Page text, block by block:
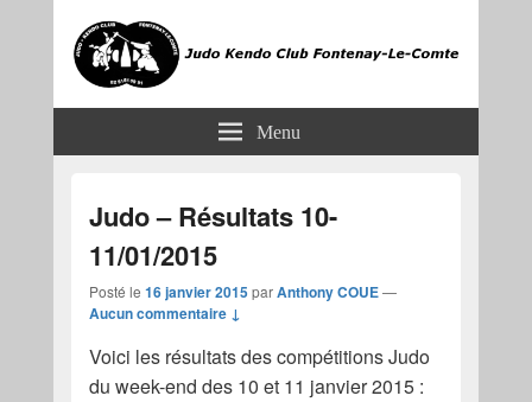
JKCF Menu
Judo – Résultats 10-
11/01/2015
Posté le 16 janvier 2015parAnthony COUE—
Aucun commentaire ↓
Voici les résultats des compétitions Judo
du week-end des 10 et 11 janvier 2015 :